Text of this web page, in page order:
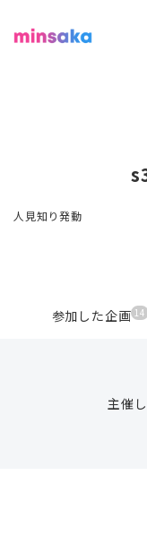
人見知り発動
参加した企画 14
主催